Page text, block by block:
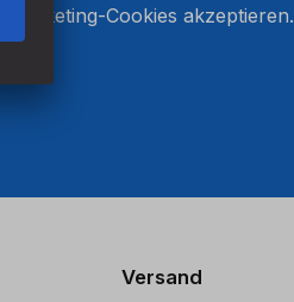
Marketing-Cookies akzeptieren.
Versand